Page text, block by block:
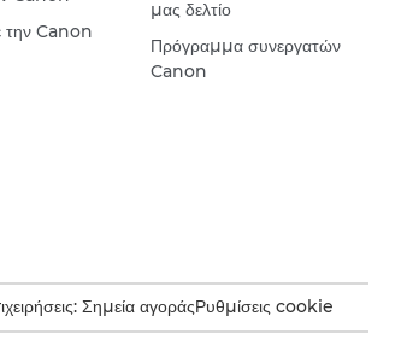
την Canon
μας δελτίο
Πρόγραμμα συνεργατών
Canon
Σημεία αγοράςΡυθμίσεις cookie